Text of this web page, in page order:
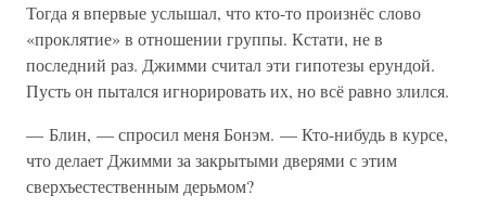
Тогда я впервые услышал, что кто-то произнёс слово
«проклятие» в отношении группы. Кстати, не в
последний раз. Джимми считал эти гипотезы ерундой.
Пусть он пытался игнорировать их, но всё равно злился.
— Блин, — спросил меня Бонэм. — Кто-нибудь в курсе,
что делает Джимми за закрытыми дверями с этим
сверхъестественным дерьмом?